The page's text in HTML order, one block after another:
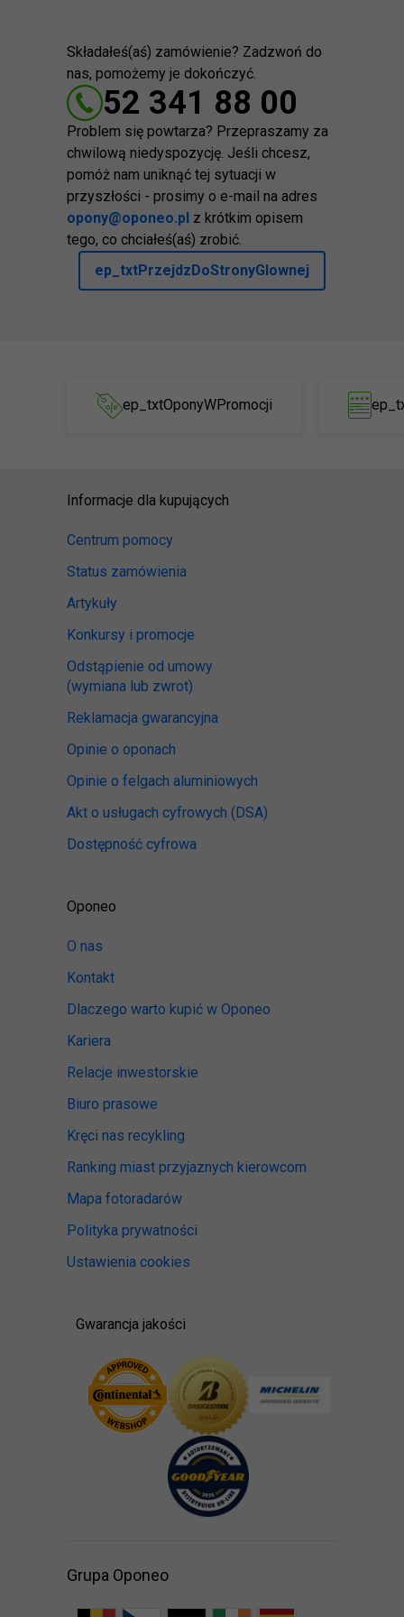
Składałeś(aś) zamówienie? Zadzwoń do
nas, pomożemy je dokończyć.
52 341 88 00
Problem się powtarza? Przepraszamy za
chwilową niedyspozycję. Jeśli chcesz,
pomóż nam uniknąć tej sytuacji w
przyszłości - prosimy o e-mail na adres
opony@oponeo.pl z krótkim opisem
tego, co chciałeś(aś) zrobić.
ep_txtPrzejdzDoStronyGlownej
ep_txtOponyWPromocji
Informacje dla kupujących
Centrum pomocy
Status zamówienia
Artykuły
Konkursy i promocje
Odstąpienie od umowy
(wymiana lub zwrot)
Reklamacja gwarancyjna
Opinie o oponach
Opinie o felgach aluminiowych
Akt o usługach cyfrowych (DSA)
Dostępność cyfrowa
Oponeo
O nas
Kontakt
Dlaczego warto kupić w Oponeo
Kariera
Relacje inwestorskie
Biuro prasowe
Kręci nas recykling
Ranking miast przyjaznych kierowcom
Mapa fotoradarów
Polityka prywatności
Ustawienia cookies
Gwarancja jakości
Grupa Oponeo